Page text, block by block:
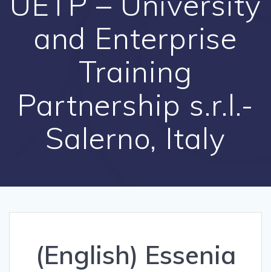
and Enterprise
Training
Partnership s.r.l.-
Salerno, Italy
(English) Essenia